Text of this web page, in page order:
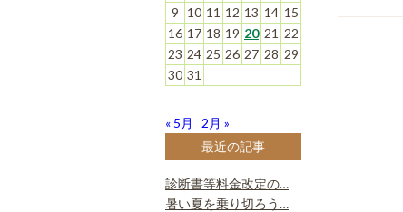
9
10 11 12 13 14 15
16 17 18 19 20 21 22
23 24 25 26 27 28 29
30 31
« 5月
2月 »
最近の記事
診断書等料金改定の…
暑い夏を乗り切ろう…